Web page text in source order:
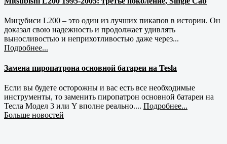
Мицубиси L200 – это один из лучших пикапов в истории. Он
доказал свою надежность и продолжает удивлять
выносливостью и неприхотливостью даже через...
Подробнее...
Замена пиропатрона основной батареи на Tesla
Если вы будете осторожны и вас есть все необходимые
инструменты, то заменить пиропатрон основной батареи на
Тесла Модел 3 или Y вполне реально.... Подробнее...
Больше новостей